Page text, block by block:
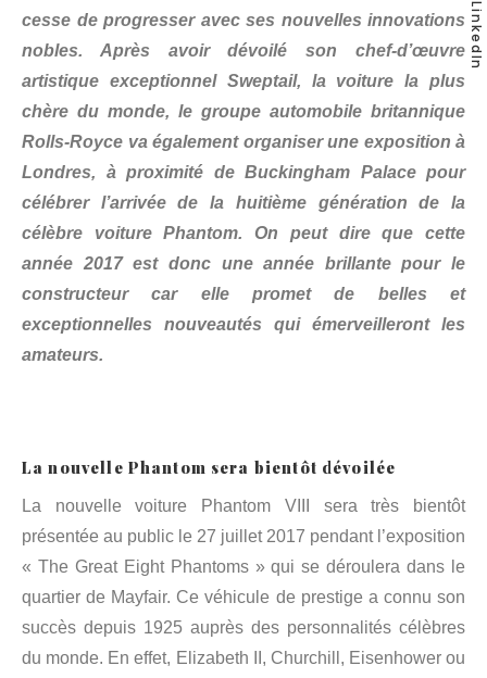
LinkedIn
cesse de progresser avec ses nouvelles innovations
nobles. Après avoir dévoilé son chef-d’œuvre
artistique exceptionnel Sweptail, la voiture la plus
chère du monde, le groupe automobile britannique
Rolls-Royce va également organiser une exposition à
Londres, à proximité de Buckingham Palace pour
célébrer l’arrivée de la huitième génération de la
célèbre voiture Phantom. On peut dire que cette
année 2017 est donc une année brillante pour le
constructeur car elle promet de belles et
exceptionnelles nouveautés qui émerveilleront les
amateurs.
La nouvelle Phantom sera bientôt dévoilée
La nouvelle voiture Phantom VIII sera très bientôt
présentée au public le 27 juillet 2017 pendant l’exposition
« The Great Eight Phantoms » qui se déroulera dans le
quartier de Mayfair. Ce véhicule de prestige a connu son
succès depuis 1925 auprès des personnalités célèbres
du monde. En effet, Elizabeth II, Churchill, Eisenhower ou